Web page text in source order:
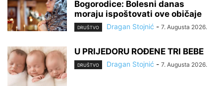
Bogorodice: Bolesni danas
moraju ispoštovati ove običaje
DRUŠTVO Dragan Stojnić - 7. Augusta 2026.
U PRIJEDORU ROĐENE TRI BEBE
DRUŠTVO Dragan Stojnić - 7. Augusta 2026.